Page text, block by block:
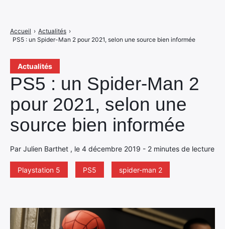
Actualités
PS5 : un Spider-Man 2
pour 2021, selon une
source bien informée
Par Julien Barthet , le 4 décembre 2019 - 2 minutes de lecture
Playstation 5 PS5 spider-man 2
Accueil › Actualités ›
PS5 : un Spider-Man 2 pour 2021, selon une source bien informée